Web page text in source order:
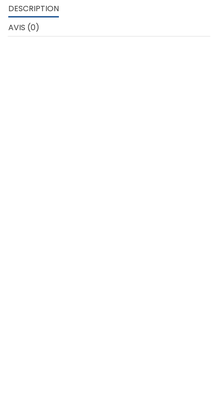
DESCRIPTION
AVIS (0)